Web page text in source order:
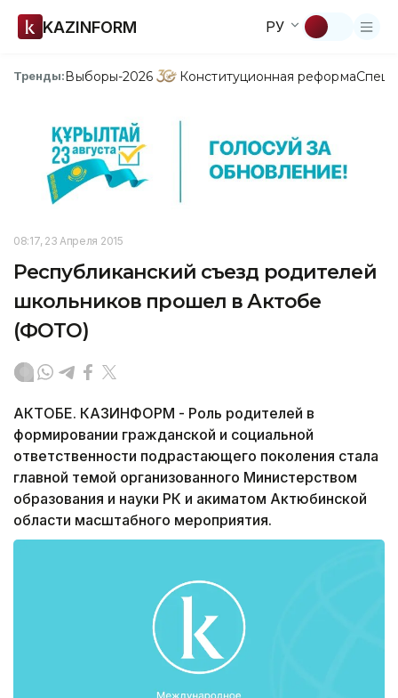
KAZINFORM РУ
Тренды:Выборы-2026 Конституционная реформа
08:17, 23 Апреля 2015
Республиканский съезд родителей
школьников прошел в Актобе
(ФОТО)
АКТОБЕ. КАЗИНФОРМ - Роль родителей в
формировании гражданской и социальной
ответственности подрастающего поколения стала
главной темой организованного Министерством
образования и науки РК и акиматом Актюбинской
области масштабного мероприятия.